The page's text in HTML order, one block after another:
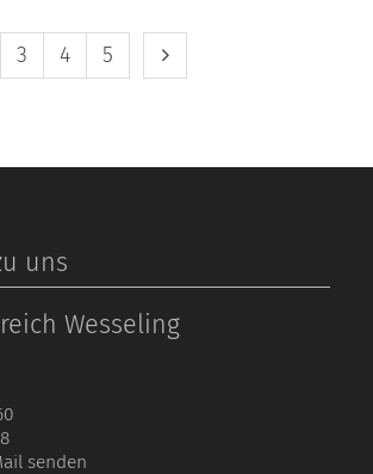
3 4 5 Nächste Seite
uns
Wesseling
senden